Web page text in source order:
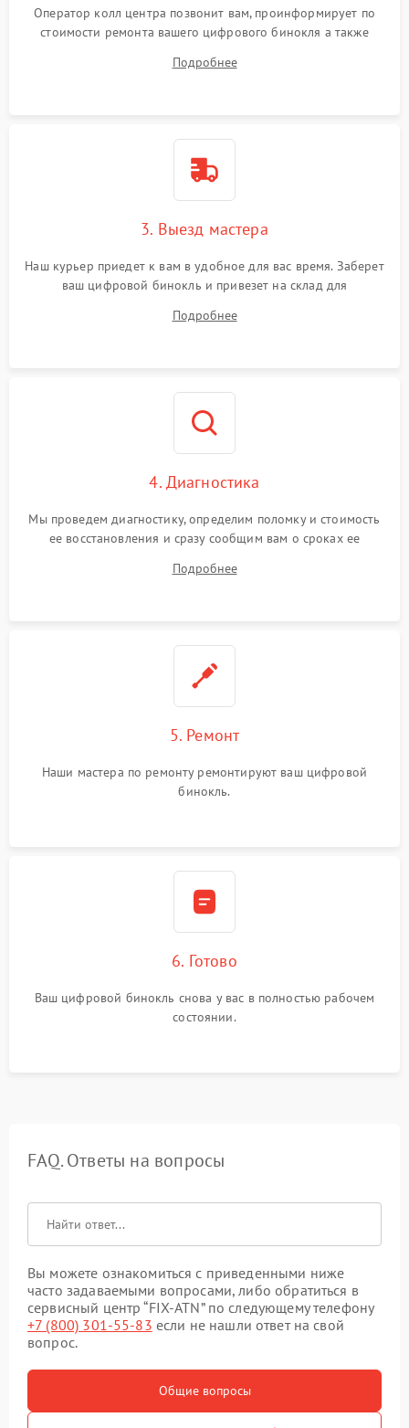
Оператор колл центра позвонит вам, проинформирует по
стоимости ремонта вашего цифрового бинокля а также
Подробнее
3. Выезд мастера
Наш курьер приедет к вам в удобное для вас время. Заберет
ваш цифровой бинокль и привезет на склад для
Подробнее
4. Диагностика
Мы проведем диагностику, определим поломку и стоимость
ее восстановления и сразу сообщим вам о сроках ее
Подробнее
5. Ремонт
Наши мастера по ремонту ремонтируют ваш цифровой
бинокль.
6. Готово
Ваш цифровой бинокль снова у вас в полностью рабочем
состоянии.
FAQ. Ответы на вопросы
Вы можете ознакомиться с приведенными ниже
часто задаваемыми вопросами, либо обратиться в
сервисный центр “FIX-ATN” по следующему телефону
+7 (800) 301-55-83 если не нашли ответ на свой
вопрос.
Общие вопросы